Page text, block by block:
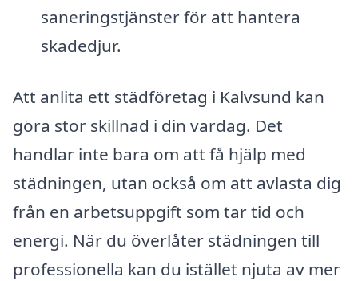
saneringstjänster för att hantera
skadedjur.
Att anlita ett städföretag i Kalvsund kan
göra stor skillnad i din vardag. Det
handlar inte bara om att få hjälp med
städningen, utan också om att avlasta dig
från en arbetsuppgift som tar tid och
energi. När du överlåter städningen till
professionella kan du istället njuta av mer